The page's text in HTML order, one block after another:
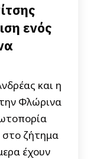
ενός
και η
Φλώρινα
ζήτημα
έχουν